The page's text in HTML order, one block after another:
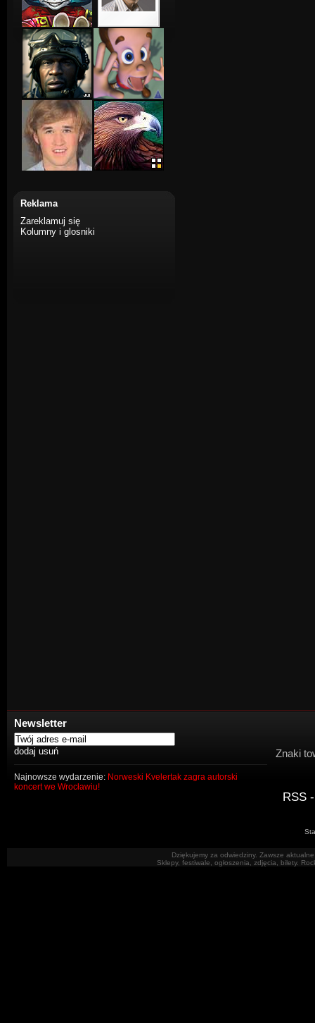
Reklama
Zareklamuj się
Kolumny i glosniki
Newsletter
Najnowsze wydarzenie: Norweski Kvelertak zagra autorski
koncert we Wrocławiu!
Znaki
RSS
Dziękujemy za odwiedziny. Zawsze
Sklepy, festiwale, ogłoszenia, zdjęcia, bilety.